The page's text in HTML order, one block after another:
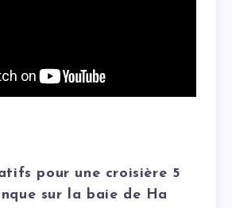
pour une croisière 5
sur la baie de Ha